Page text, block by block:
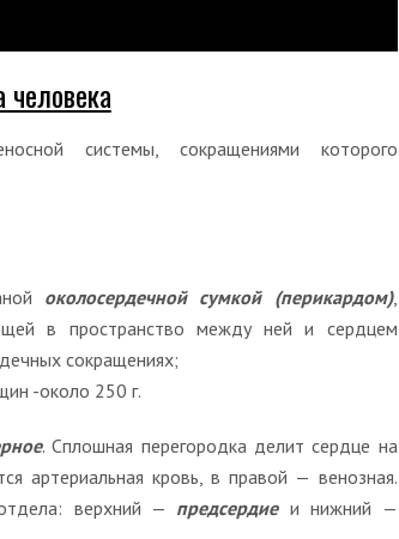
системы, сокращениями которого
околосердечной сумкой (перикардом),
в пространство между ней и сердцем
сокращениях;
-около 250 г.
. Сплошная перегородка делит сердце на
артериальная кровь, в правой — венозная.
верхний — предсердиеи нижний —